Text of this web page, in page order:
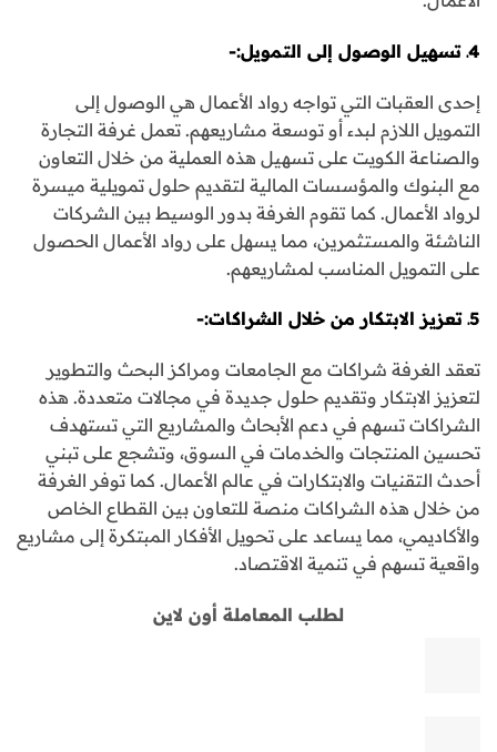
4ـ تسهيل الوصول إلى التمويل:-
إحدى العقبات التي تواجه رواد الأعمال هي الوصول إلى
التمويل اللازم لبدء أو توسعة مشاريعهم. تعمل غرفة التجارة
والصناعة الكويت على تسهيل هذه العملية من خلال التعاون
مع البنوك والمؤسسات المالية لتقديم حلول تمويلية ميسرة
لرواد الأعمال. كما تقوم الغرفة بدور الوسيط بين الشركات
الناشئة والمستثمرين، مما يسهل على رواد الأعمال الحصول
على التمويل المناسب لمشاريعهم.
5ـ تعزيز الابتكار من خلال الشراكات:-
تعقد الغرفة شراكات مع الجامعات ومراكز البحث والتطوير
لتعزيز الابتكار وتقديم حلول جديدة في مجالات متعددة. هذه
الشراكات تسهم في دعم الأبحاث والمشاريع التي تستهدف
تحسين المنتجات والخدمات في السوق، وتشجع على تبني
أحدث التقنيات والابتكارات في عالم الأعمال. كما توفر الغرفة
من خلال هذه الشراكات منصة للتعاون بين القطاع الخاص
والأكاديمي، مما يساعد على تحويل الأفكار المبتكرة إلى مشاريع
واقعية تسهم في تنمية الاقتصاد.
لطلب المعاملة أون لاين